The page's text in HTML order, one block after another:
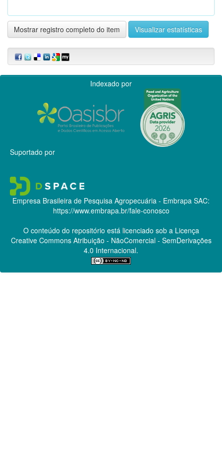
Mostrar registro completo do item Visualizar estatísticas
Indexado por
Suportado por
Empresa Brasileira de Pesquisa Agropecuária - Embrapa SAC:
https://www.embrapa.br/fale-conosco
O conteúdo do repositório está licenciado sob a Licença
Creative CommonsAtribuição - NãoComercial - SemDerivações
4.0 Internacional.